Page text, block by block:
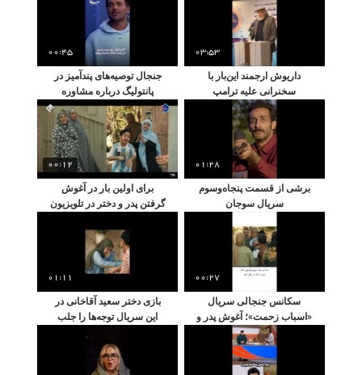
03:53
داریوش ارجمند این‌بار با
سخنرانی علیه ترامپ
خبرساز شد
00:45
جنجال توصیه‌های پندآمیز در
پانتولیگ درباره مشاوره
زناشویی
01:28
برشی از قسمت پنجاه‌وسوم
سریال سوجان
00:12
برای اولین بار در آغوش
گرفتن پدر و دختر در تلویزیون
00:27
سکانس جنجالی سریال
«اسباب زحمت»؛ آغوش پدر و
دختری که وایرال شد/
01:11
بازی دختر سعید آقاخانی در
این سریال توجه‌ها را جلب